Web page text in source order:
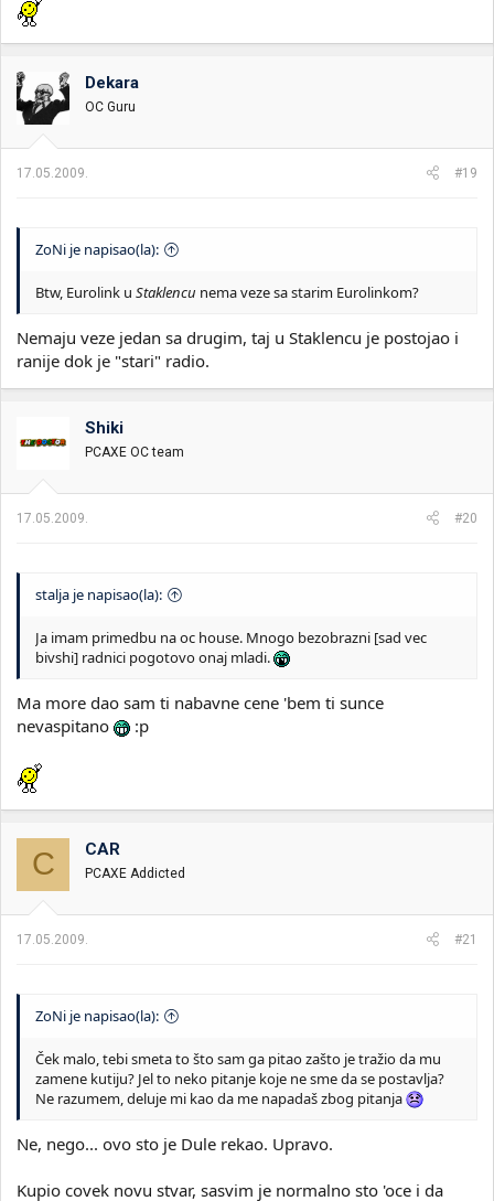
Btw, Eurolink u
Dekara
OC Guru
17.05.2009. #19
ZoNi je napisao(la):
Btw, Eurolink u Staklencu nema veze sa starim Eurolinkom?
Nemaju veze jedan sa drugim, taj u Staklencu je postojao i
ranije dok je "stari" radio.
Shiki
PCAXE OC team
17.05.2009. #20
stalja je napisao(la):
Ja imam primedbu na oc house. Mnogo bezobrazni [sad vec
bivshi] radnici pogotovo onaj mladi.
Ma more dao sam ti nabavne cene 'bem ti sunce
nevaspitano
:p
C CAR
PCAXE Addicted
17.05.2009. #21
ZoNi je napisao(la):
Ček malo, tebi smeta to što sam ga pitao zašto je tražio da mu
zamene kutiju? Jel to neko pitanje koje ne sme da se postavlja?
Ne razumem, deluje mi kao da me napadaš zbog pitanja
Ne, nego... ovo sto je Dule rekao. Upravo.
Kupio covek novu stvar, sasvim je normalno sto 'oce i da